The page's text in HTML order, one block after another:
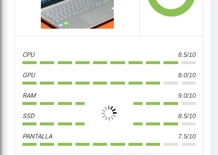
CPU 8.5/10
GPU 8.0/10
RAM 9.0/10
SSD 8.5/10
PANTALLA 7.5/10